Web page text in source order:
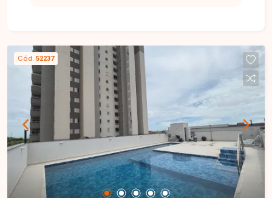
serviço e uma vaga de garagem. O imóvel
oferece conforto e funcionalidade para quem
busca praticidade no dia a dia. O condomínio
conta com portaria diurna, elevador, academia e
espaço gourmet com churrasqueira,
proporcionando mais segurança, comodidade e
lazer aos moradores. Entre em contato para mais
informações e conheça esta excelente
oportunidade no bairro Aclimação.
Cód. 52237